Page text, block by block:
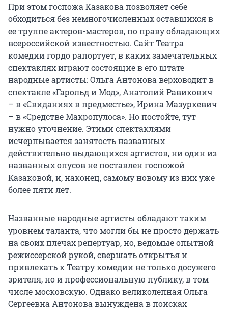
При этом госпожа Казакова позволяет себе
обходиться без немногочисленных оставшихся в
ее труппе актеров-мастеров, по праву обладающих
всероссийской известностью. Сайт Театра
комедии гордо рапортует, в каких замечательных
спектаклях играют состоящие в его штате
народные артисты: Ольга Антонова верховодит в
спектакле «Гарольд и Мод», Анатолий Равикович
– в «Свиданиях в предместье», Ирина Мазуркевич
– в «Средстве Макропулоса». Но постойте, тут
нужно уточнение. Этими спектаклями
исчерпывается занятость названных
действительно выдающихся артистов, ни один из
названных опусов не поставлен госпожой
Казаковой, и, наконец, самому новому из них уже
более пяти лет.
Названные народные артисты обладают таким
уровнем таланта, что могли бы не просто держать
на своих плечах репертуар, но, ведомые опытной
режиссерской рукой, свершать открытья и
привлекать к Театру комедии не только досужего
зрителя, но и профессиональную публику, в том
числе московскую. Однако великолепная Ольга
Сергеевна Антонова вынуждена в поисках